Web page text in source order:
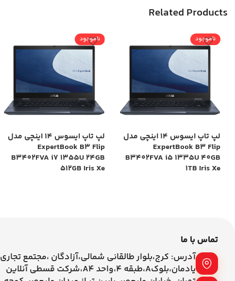
Related Products
ناموجود
لپ تاپ ایسوس 14 اینچی مدل
ExpertBook B3 Flip
B3402FVA i5 1335U 40GB
1TB Iris Xe
ناموجود
لپ تاپ ایسوس 14 اینچی مدل
ExpertBook B3 Flip
B3402FVA i7 1355U 24GB
512GB Iris Xe
تماس با ما
آدرس: کرج،بلوار طالقانی شمالی،آزادگان ،مجتمع تجاری
یادمان،بلوکA،طبقه ۴،واحد A4،شرکت قسطی آنلاین